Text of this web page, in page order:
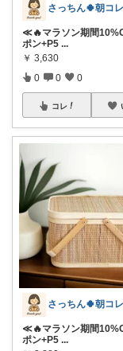
さっちん🍀朝コレ
≪🔥マラソン期間
ポン+P5 ...
￥ 3,630
0 0 0
コレ
さっちん🍀朝コレ
≪🔥マラソン期間
ポン+P5 ...